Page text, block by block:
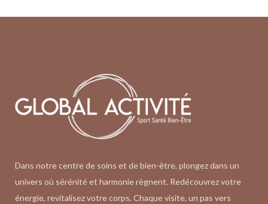
Dans notre centre de soins et de bien-être, plongez dans un
univers où sérénité et harmonie règnent. Redécouvrez votre
énergie, revitalisez votre corps. Chaque visite, un pas vers